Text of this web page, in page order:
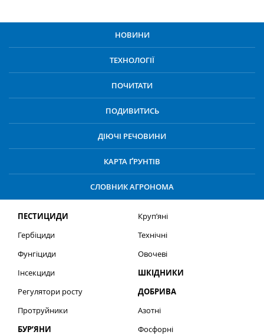
НОВИНИ
ТЕХНОЛОГІЇ
ПОЧИТАТИ
ПОДИВИТИСЬ
ДІЮЧІ РЕЧОВИНИ
КАРТА ҐРУНТІВ
СЛОВНИК АГРОНОМА
ПЕСТИЦИДИ
Гербіциди
Фунгіциди
Інсекциди
Регулятори росту
Протруйники
БУР’ЯНИ
Круп’яні
Технічні
Овочеві
ШКІДНИКИ
ДОБРИВА
Азотні
Фосфорні